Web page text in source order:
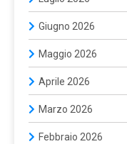
Giugno 2026
Maggio 2026
Aprile 2026
Marzo 2026
Febbraio 2026